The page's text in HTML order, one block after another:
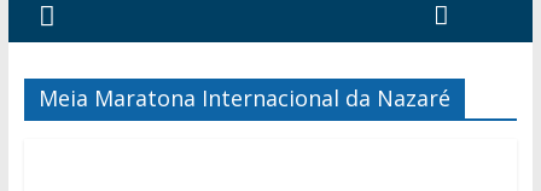
Meia Maratona Internacional da Nazaré